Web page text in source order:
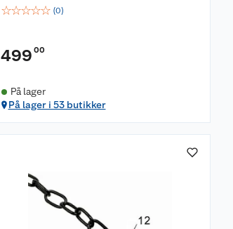
☆☆☆☆☆ (0)
499 00
På lager
På lager i 53 butikker